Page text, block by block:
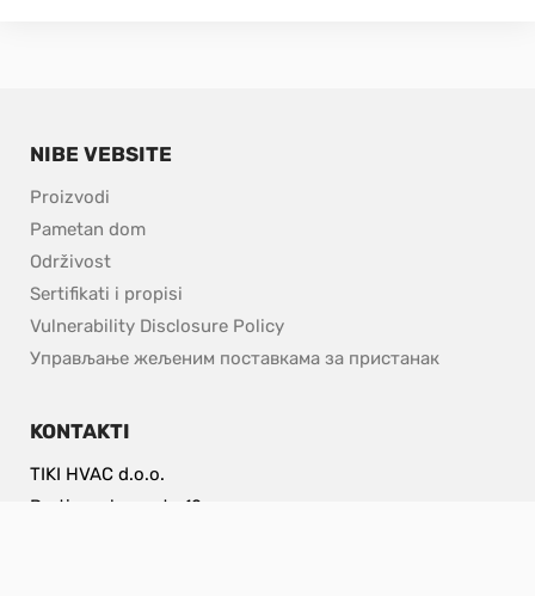
NIBE VEBSITE
Proizvodi
Pametan dom
Održivost
Sertifikati i propisi
Vulnerability Disclosure Policypdf, 153.9 kB.
Управљање жељеним поставкама за пристанак
KONTAKTI
TIKI HVAC d.o.o.
Partizanska cesta 12,